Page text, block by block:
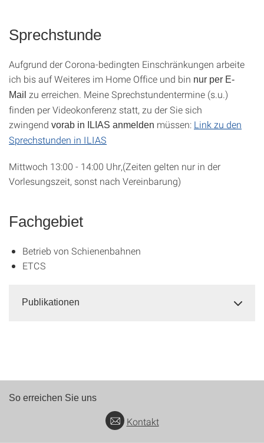
Sprechstunde
Aufgrund der Corona-bedingten Einschränkungen arbeite
ich bis auf Weiteres im Home Office und bin nur per E-
Mail zu erreichen. Meine Sprechstundentermine (s.u.)
finden per Videokonferenz statt, zu der Sie sich
zwingend vorab in ILIAS anmelden müssen: Link zu den
Sprechstunden in ILIAS
Mittwoch 13:00 - 14:00 Uhr,(Zeiten gelten nur in der
Vorlesungszeit, sonst nach Vereinbarung)
Fachgebiet
Betrieb von Schienenbahnen
ETCS
Publikationen
So erreichen Sie uns
Kontakt